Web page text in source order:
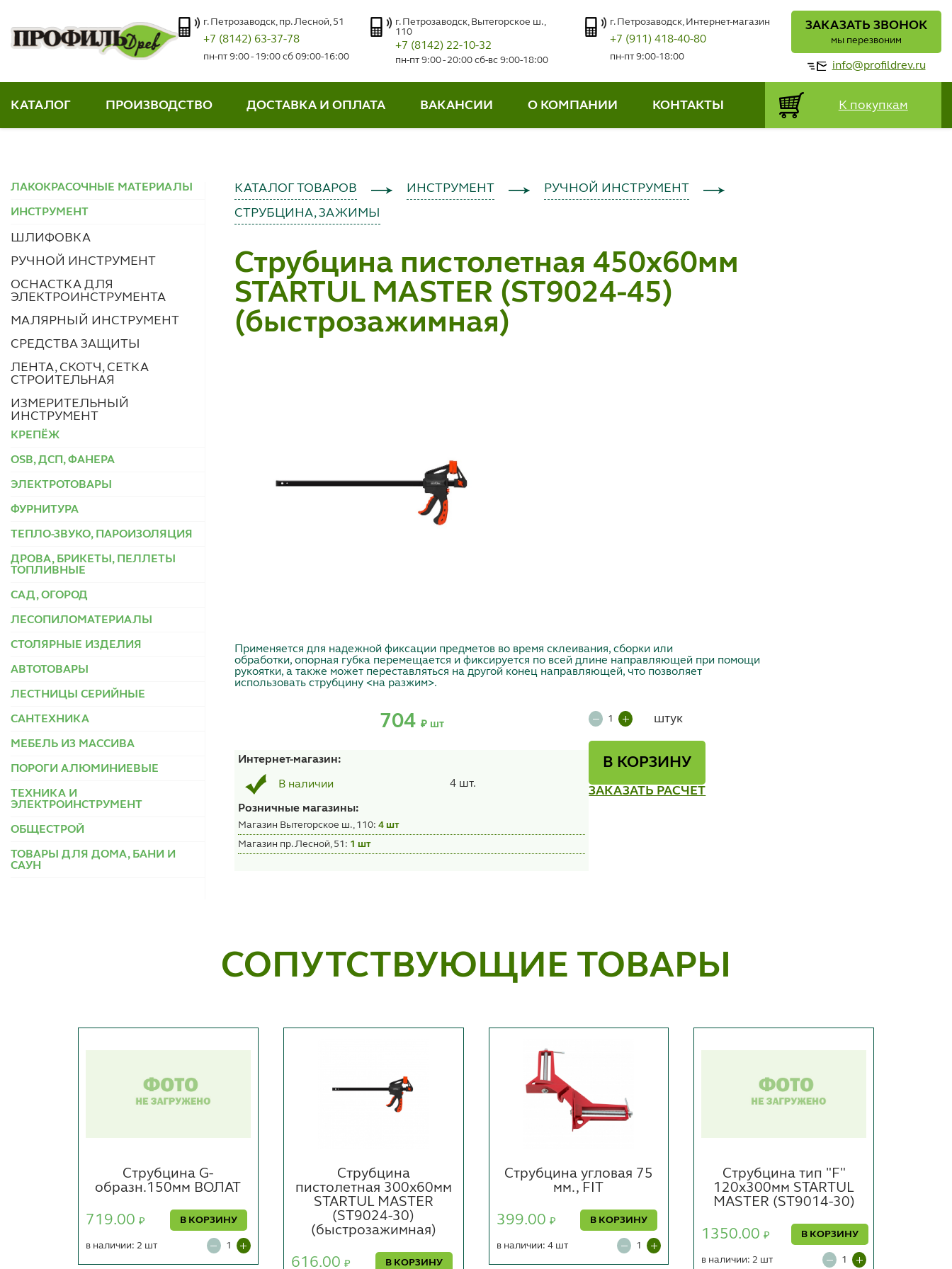
г. Петрозаводск, пр. Лесной, 51
+7 (8142) 63-37-78
пн-пт 9:00 - 19:00 сб 09:00-16:00
г. Петрозаводск, Вытегорское ш.,
110
+7 (8142) 22-10-32
пн-пт 9:00 - 20:00 сб-вс 9:00-18:00
г. Петрозаводск, Интернет-магазин
+7 (911) 418-40-80
пн-пт 9:00-18:00
ЗАКАЗАТЬ ЗВОНОК
мы перезвоним
info@profildrev.ru
КАТАЛОГ ПРОИЗВОДСТВО ДОСТАВКА И ОПЛАТА ВАКАНСИИ О КОМПАНИИ КОНТАКТЫ К покупкам
ЛАКОКРАСОЧНЫЕ МАТЕРИАЛЫ
ИНСТРУМЕНТ
ШЛИФОВКА
РУЧНОЙ ИНСТРУМЕНТ
ОСНАСТКА ДЛЯ
ЭЛЕКТРОИНСТРУМЕНТА
МАЛЯРНЫЙ ИНСТРУМЕНТ
СРЕДСТВА ЗАЩИТЫ
ЛЕНТА, СКОТЧ, СЕТКА
СТРОИТЕЛЬНАЯ
ИЗМЕРИТЕЛЬНЫЙ
ИНСТРУМЕНТ
КРЕПЁЖ
OSB, ДСП, ФАНЕРА
ЭЛЕКТРОТОВАРЫ
ФУРНИТУРА
ТЕПЛО-ЗВУКО, ПАРОИЗОЛЯЦИЯ
ДРОВА, БРИКЕТЫ, ПЕЛЛЕТЫ
ТОПЛИВНЫЕ
САД, ОГОРОД
ЛЕСОПИЛОМАТЕРИАЛЫ
СТОЛЯРНЫЕ ИЗДЕЛИЯ
АВТОТОВАРЫ
ЛЕСТНИЦЫ СЕРИЙНЫЕ
САНТЕХНИКА
МЕБЕЛЬ ИЗ МАССИВА
ПОРОГИ АЛЮМИНИЕВЫЕ
ТЕХНИКА И
ЭЛЕКТРОИНСТРУМЕНТ
ОБЩЕСТРОЙ
ТОВАРЫ ДЛЯ ДОМА, БАНИ И
САУН
КАТАЛОГ ТОВАРОВ ИНСТРУМЕНТ
РУЧНОЙ ИНСТРУМЕНТ
СТРУБЦИНА, ЗАЖИМЫ
Струбцина пистолетная 450х60мм
STARTUL MASTER (ST9024-45)
(быстрозажимная)
Применяется для надежной фиксации предметов во время склеивания, сборки или
обработки, опорная губка перемещается и фиксируется по всей длине направляющей при помощи
рукоятки, а также может переставляться на другой конец направляющей, что позволяет
использовать струбцину <на разжим>.
704 ₽ шт
Интернет-магазин:
В наличии 4 шт.
Розничные магазины:
Магазин Вытегорское ш., 110:4 шт
Магазин пр. Лесной, 51: 1 шт
штук
В КОРЗИНУ
ЗАКАЗАТЬ РАСЧЕТ
СОПУТСТВУЮЩИЕ ТОВАРЫ
Струбцина G-
образн.150мм ВОЛАТ
719.00 ₽ В КОРЗИНУ
в наличии: 2 шт
Струбцина
пистолетная 300х60мм
STARTUL MASTER
(ST9024-30)
(быстрозажимная)
616.00 ₽ В КОРЗИНУ
Струбцина угловая 75
мм., FIT
399.00 ₽ В КОРЗИНУ
в наличии: 4 шт
Струбцина тип "F"
120х300мм STARTUL
MASTER (ST9014-30)
1350.00₽ В КОРЗИНУ
в наличии: 2 шт